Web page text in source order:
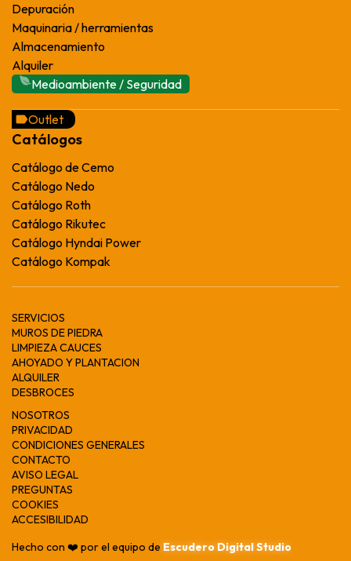
Depuración
Maquinaria / herramientas
Almacenamiento
Alquiler
Medioambiente / Seguridad
Outlet
Catálogos
Catálogo de Cemo
Catálogo Nedo
Catálogo Roth
Catálogo Rikutec
Catálogo Hyndai Power
Catálogo Kompak
SERVICIOS
MUROS DE PIEDRA
LIMPIEZA CAUCES
AHOYADO Y PLANTACION
ALQUILER
DESBROCES
NOSOTROS
PRIVACIDAD
CONDICIONES GENERALES
CONTACTO
AVISO LEGAL
PREGUNTAS
COOKIES
ACCESIBILIDAD
Hecho con ❤️ por el equipo de Escudero Digital Studio